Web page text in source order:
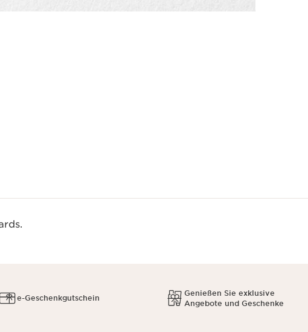
e-Geschenkgutschein
Genießen Sie exklusive
Angebote und Geschenke